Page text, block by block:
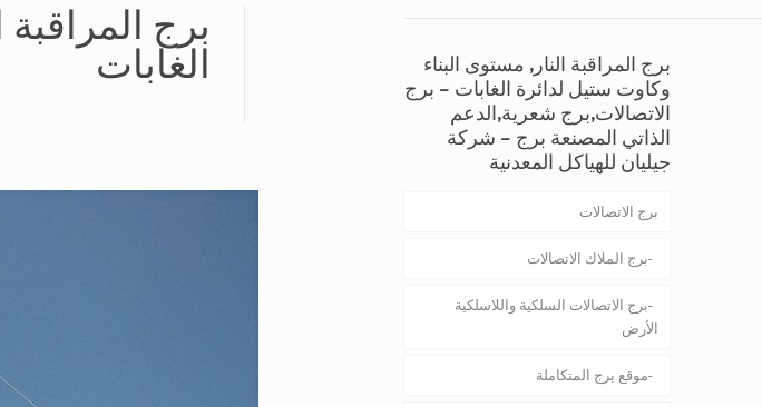
برج
الغابات
برج المراقبة النار, مستوى البناء
وكاوت ستيل لدائرة الغابات – برج
الاتصالات,برج شعرية,الدعم
الذاتي المصنعة برج – شركة
جيليان للهياكل المعدنية
برج الاتصالات
برج الملاك الاتصالات
برج الاتصالات السلكية واللاسلكية
الأرض
موقع برج المتكاملة